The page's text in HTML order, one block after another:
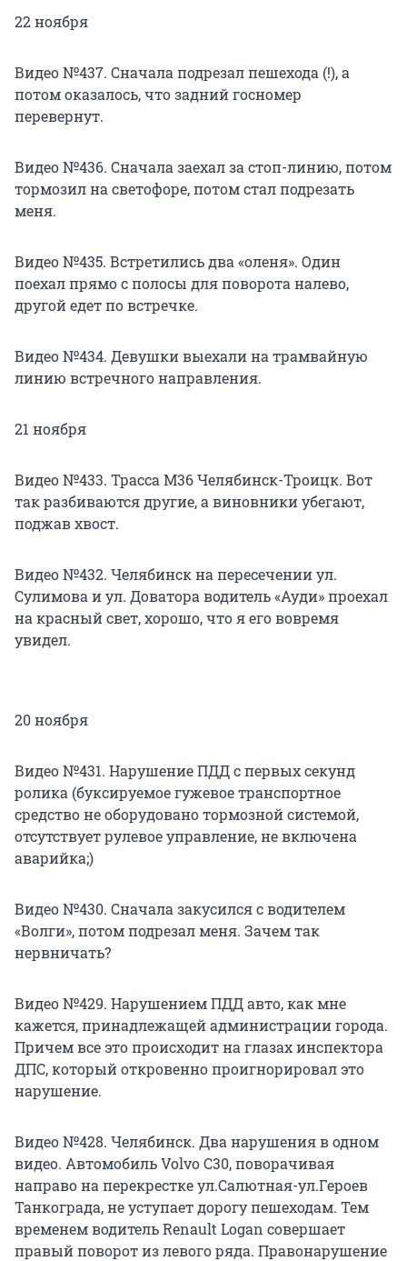
22 ноября
Видео №437. Сначала подрезал пешехода (!), а
потом оказалось, что задний госномер
перевернут.
Видео №436. Сначала заехал за стоп-линию, потом
тормозил на светофоре, потом стал подрезать
меня.
Видео №435. Встретились два «оленя». Один
поехал прямо с полосы для поворота налево,
другой едет по встречке.
Видео №434. Девушки выехали на трамвайную
линию встречного направления.
21 ноября
Видео №433. Трасса М36 Челябинск-Троицк. Вот
так разбиваются другие, а виновники убегают,
поджав хвост.
Видео №432. Челябинск на пересечении ул.
Сулимова и ул. Доватора водитель «Ауди» проехал
на красный свет, хорошо, что я его вовремя
увидел.
20 ноября
Видео №431. Нарушение ПДД с первых секунд
ролика (буксируемое гужевое транспортное
средство не оборудовано тормозной системой,
отсутствует рулевое управление, не включена
аварийка;)
Видео №430. Сначала закусился с водителем
«Волги», потом подрезал меня. Зачем так
нервничать?
Видео №429. Нарушением ПДД авто, как мне
кажется, принадлежащей администрации города.
Причем все это происходит на глазах инспектора
ДПС, который откровенно проигнорировал это
нарушение.
Видео №428. Челябинск. Два нарушения в одном
видео. Автомобиль Volvo C30, поворачивая
направо на перекрестке ул.Салютная-ул.Героев
Танкограда, не уступает дорогу пешеходам. Тем
временем водитель Renault Logan совершает
правый поворот из левого ряда. Правонарушение